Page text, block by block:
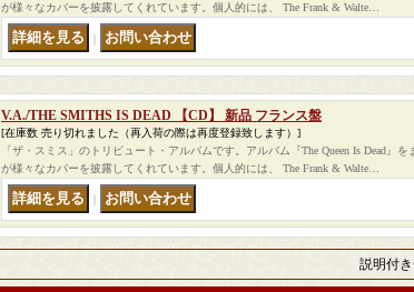
が様々なカバーを披露してくれています。個人的には、 The Frank & Walte…
V.A./THE SMITHS IS DEAD 【CD】 新品 フランス盤
[在庫数 売り切れました（再入荷の際は再度登録致します）]
「ザ・スミス」のトリビュート・アルバムです。アルバム『The Queen Is Dead』
が様々なカバーを披露してくれています。個人的には、 The Frank & Walte…
説明付